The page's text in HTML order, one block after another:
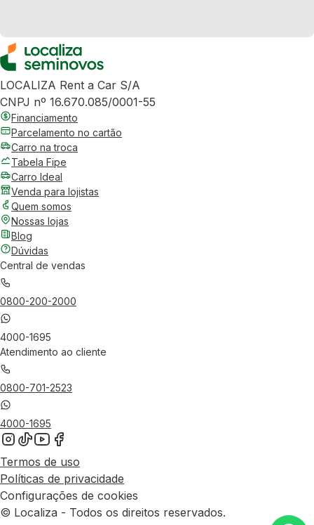
LOCALIZA Rent a Car S/A
CNPJ nº 16.670.085/0001-55
Financiamento
Parcelamento no cartão
Carro na troca
Tabela Fipe
Carro Ideal
Venda para lojistas
Quem somos
Nossas lojas
Blog
Dúvidas
Central de vendas
0800-200-2000
4000-1695
Atendimento ao cliente
0800-701-2523
4000-1695
Termos de uso
Políticas de privacidade
Configurações de cookies
© Localiza - Todos os direitos reservados.